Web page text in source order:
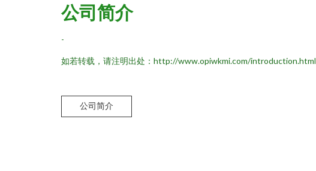
公司简介
-
如若转载，请注明出处：http://www.opiwkmi.com/introduction.html
公司简介